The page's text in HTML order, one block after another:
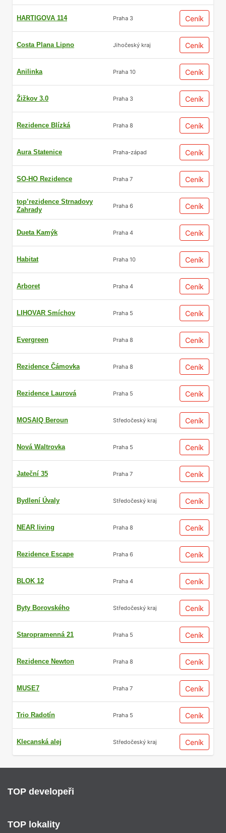
HARTIGOVA 114 Praha 3 Ceník
Costa Plana Lipno Jihočeský kraj Ceník
Anilinka Praha 10 Ceník
Žižkov 3.0 Praha 3 Ceník
Rezidence Blízká Praha 8 Ceník
Aura Statenice Praha-západ Ceník
SO-HO Rezidence Praha 7 Ceník
top’rezidence Strnadovy
Zahrady
Praha 6 Ceník
Dueta Kamýk Praha 4 Ceník
Habitat Praha 10 Ceník
Arboret Praha 4 Ceník
LIHOVAR Smíchov Praha 5 Ceník
Evergreen Praha 8 Ceník
Rezidence Čámovka Praha 8 Ceník
Rezidence Laurová Praha 5 Ceník
MOSAIQ Beroun Středočeský kraj Ceník
Nová Waltrovka Praha 5 Ceník
Jateční 35 Praha 7 Ceník
Bydlení Úvaly Středočeský kraj Ceník
NEAR living Praha 8 Ceník
Rezidence Escape Praha 6 Ceník
BLOK 12 Praha 4 Ceník
Byty Borovského Středočeský kraj Ceník
Staropramenná 21 Praha 5 Ceník
Rezidence Newton Praha 8 Ceník
MUSE7 Praha 7 Ceník
Trio Radotín Praha 5 Ceník
Klecanská alej Středočeský kraj Ceník
TOP developeři
TOP lokality